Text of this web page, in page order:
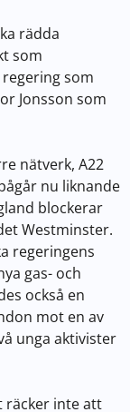
rädda
som
som
Jonsson som
nätverk, A22
nu liknande
blockerar
Westminster.
regeringens
gas- och
också en
mot en av
unga aktivister
räcker inte att